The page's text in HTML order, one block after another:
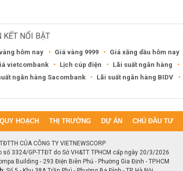
KẾT NỔI BẬT
hôm nay Giá vàng 9999 Giá xăng dầu hôm nay
vietcombank
Lịch cúp điện Lãi suất ngân hàng
ngân hàng Sacombank
Lãi suất ngân hàng BIDV
QUY HOẠCH THỊ TRƯỜNG DỰ ÁN CHỦ ĐẦU TƯ
CỦA CÔNG TY VIETNEWSCORP
số 3324/GP-TTĐT do Sở VH&TT TPHCM cấp ngày 20/3/2026
Building - 293 Điện Biên Phủ - Phường Gia Định - TP.HCM